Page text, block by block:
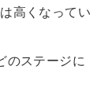
高くなってい
のステージに